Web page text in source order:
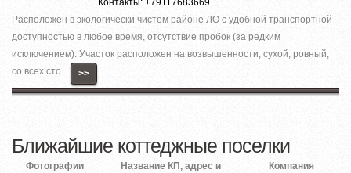
Расположен в экологически чистом районе ЛО с удобной транспортной
доступностью в любое время, отсутствие пробок (за редким
исключением). Участок расположен на возвышенности, сухой, ровный,
со всех сто...
>>
Ближайшие коттеджные поселки
Фотографии
Название КП, адрес и
Компания